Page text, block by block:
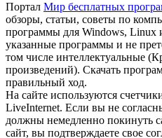
Портал Мир бесплатных
обзоры, статьи, советы по
программы для Windows, Linux
указанные программы и не
том числе интеллектуальные
произведений). Скачать
правильный ход.
На сайте используются
LiveInternet. Если вы не
должны немедленно покинуть
сайт, вы подтверждаете свое